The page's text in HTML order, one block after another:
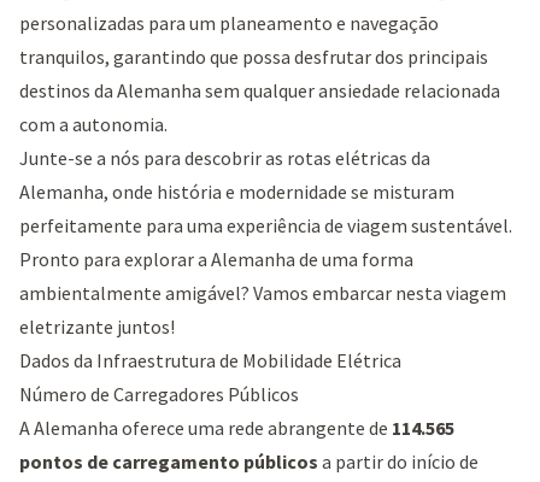
personalizadas para um planeamento e navegação
tranquilos, garantindo que possa desfrutar dos principais
destinos da Alemanha sem qualquer ansiedade relacionada
com a autonomia.
Junte-se a nós para descobrir as rotas elétricas da
Alemanha, onde história e modernidade se misturam
perfeitamente para uma experiência de viagem sustentável.
Pronto para explorar a Alemanha de uma forma
ambientalmente amigável? Vamos embarcar nesta viagem
eletrizante juntos!
Dados da Infraestrutura de Mobilidade Elétrica
Número de Carregadores Públicos
A Alemanha oferece uma rede abrangente de 114.565
pontos de carregamento públicos a partir do início de